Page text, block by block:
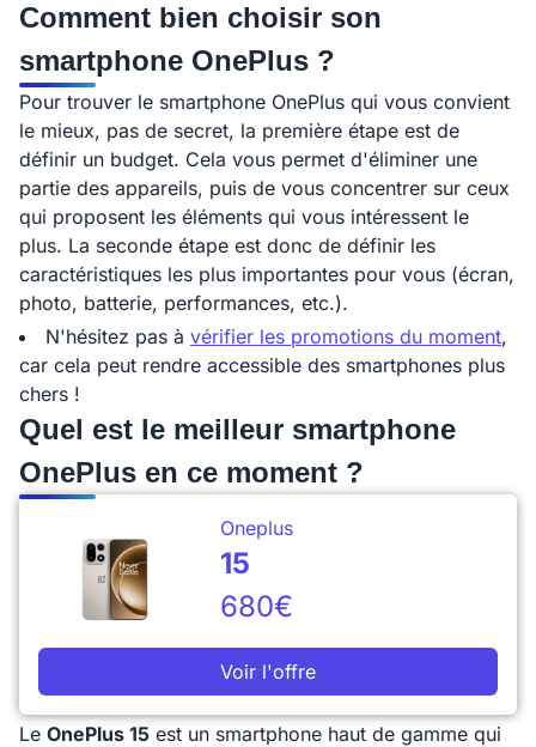
Comment bien choisir son
smartphone OnePlus ?
Pour trouver le smartphone OnePlus qui vous convient
le mieux, pas de secret, la première étape est de
définir un budget. Cela vous permet d'éliminer une
partie des appareils, puis de vous concentrer sur ceux
qui proposent les éléments qui vous intéressent le
plus. La seconde étape est donc de définir les
caractéristiques les plus importantes pour vous (écran,
photo, batterie, performances, etc.).
N'hésitez pas à vérifier les promotions du moment,
car cela peut rendre accessible des smartphones plus
chers !
Quel est le meilleur smartphone
OnePlus en ce moment ?
Oneplus
15
680€
Voir l'offre
Le OnePlus 15 est un smartphone haut de gamme qui